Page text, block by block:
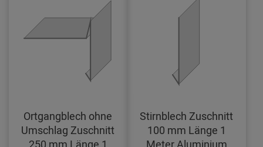
Ortgangblech ohne
Umschlag Zuschnitt
Stirnblech Zuschnitt
100 mm Länge 1